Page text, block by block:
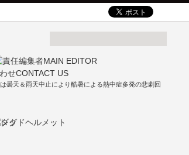
天＆雨天中止により酷暑による熱中症多発の悲劇回